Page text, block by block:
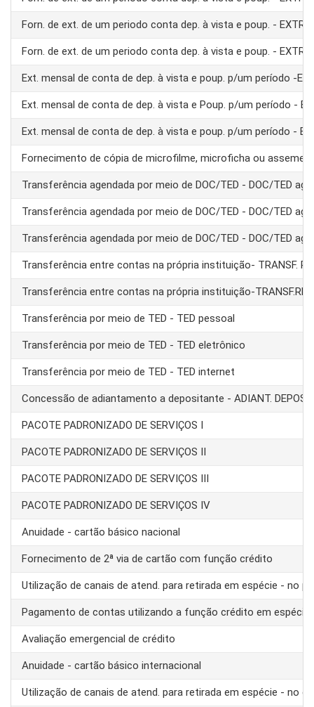
Forn. de ext. de um periodo conta dep. à vista e poup. -
Forn. de ext. de um periodo conta dep. à vista e poup. -
Ext. mensal de conta de dep. à vista e poup. p/um período -
Ext. mensal de conta de dep. à vista e Poup. p/um período -
Ext. mensal de conta de dep. à vista e poup. p/um período -
Fornecimento de cópia de microfilme, microficha ou
Transferência agendada por meio de DOC/TED - DOC/TED
Transferência agendada por meio de DOC/TED - DOC/TED
Transferência agendada por meio de DOC/TED - DOC/TED
Transferência entre contas na própria instituição- TRANSF.
Transferência entre contas na própria instituição-
Transferência por meio de TED - TED pessoal
Transferência por meio de TED - TED eletrônico
Transferência por meio de TED - TED internet
Concessão de adiantamento a depositante - ADIANT.
PACOTE PADRONIZADO DE SERVIÇOS I
PACOTE PADRONIZADO DE SERVIÇOS II
PACOTE PADRONIZADO DE SERVIÇOS III
PACOTE PADRONIZADO DE SERVIÇOS IV
Anuidade - cartão básico nacional
Fornecimento de 2ª via de cartão com função crédito
Utilização de canais de atend. para retirada em espécie - no
Pagamento de contas utilizando a função crédito em espécie
Avaliação emergencial de crédito
Anuidade - cartão básico internacional
Utilização de canais de atend. para retirada em espécie - no